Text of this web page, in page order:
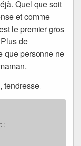
Quel que soit
et comme
le premier gros
de
que personne ne
tendresse.
: